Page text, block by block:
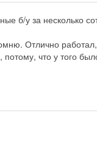
б/у за несколько
Отлично работал,
что у того